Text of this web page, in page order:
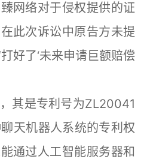
网络对于侵权提供的证
此次诉讼中原告方未提
好了‘未来申请巨额赔偿
是专利号为ZL20041
天机器人系统的专利权
通过人工智能服务器和